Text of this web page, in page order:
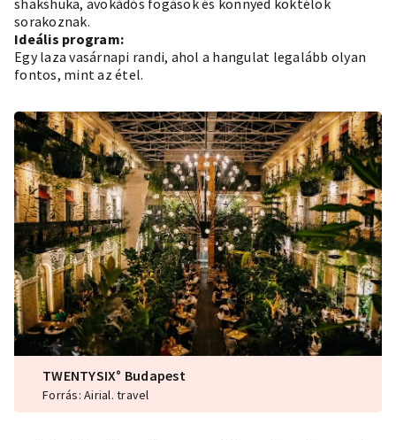
sorakoznak.
Ideális program:
Egy laza vasárnapi randi, ahol a hangulat legalább olyan
fontos, mint az étel.
TWENTYSIX° Budapest
Forrás: Airial. travel